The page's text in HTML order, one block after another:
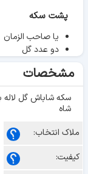
پشت سکه
یا صاحب الزمان
دو عدد گل
مشخصات
شاه
ملاک انتخاب:
کیفیت: